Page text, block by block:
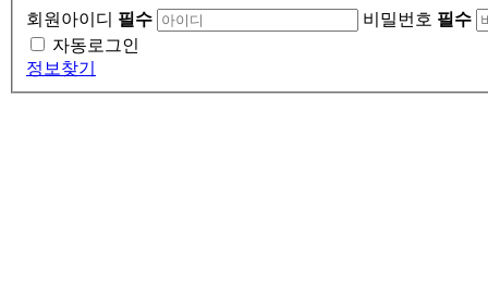
회원아이디 필수 비밀번호 필수
자동로그인
정보찾기